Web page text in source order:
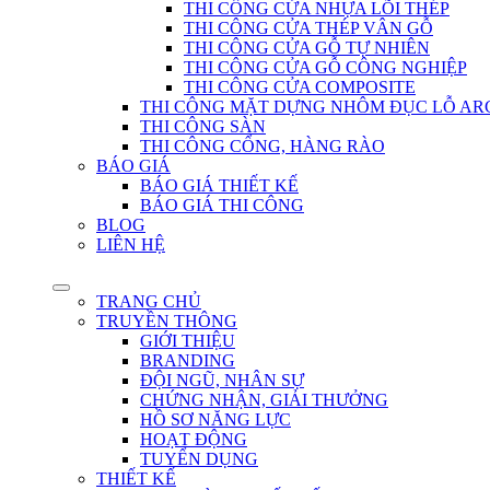
THI CÔNG CỬA NHỰA LÕI THÉP
THI CÔNG CỬA THÉP VÂN GỖ
THI CÔNG CỬA GỖ TỰ NHIÊN
THI CÔNG CỬA GỖ CÔNG NGHIỆP
THI CÔNG CỬA COMPOSITE
THI CÔNG MẶT DỰNG NHÔM ĐỤC LỖ
THI CÔNG SÀN
THI CÔNG CỔNG, HÀNG RÀO
BÁO GIÁ
BÁO GIÁ THIẾT KẾ
BÁO GIÁ THI CÔNG
BLOG
LIÊN HỆ
TRANG CHỦ
TRUYỀN THÔNG
GIỚI THIỆU
BRANDING
ĐỘI NGŨ, NHÂN SỰ
CHỨNG NHẬN, GIẢI THƯỞNG
HỒ SƠ NĂNG LỰC
HOẠT ĐỘNG
TUYỂN DỤNG
THIẾT KẾ